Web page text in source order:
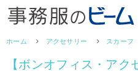
ホーム アクセサリー スカーフ
【ボンオフィス・ア